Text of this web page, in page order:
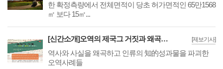
한 확정측량에서 전체면적이 당초 허가면적인 65만1568
㎡ 보다 15㎡...
[제보기사]
[신간소개]오역의 제국그 거짓과 왜곡의 세계
역사와 사실을 왜곡하고 인류의 知的성과물을 파괴한
오역사례들